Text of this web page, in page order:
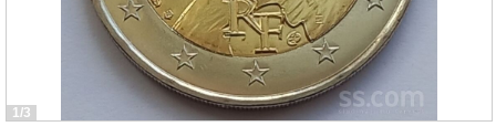
1/3